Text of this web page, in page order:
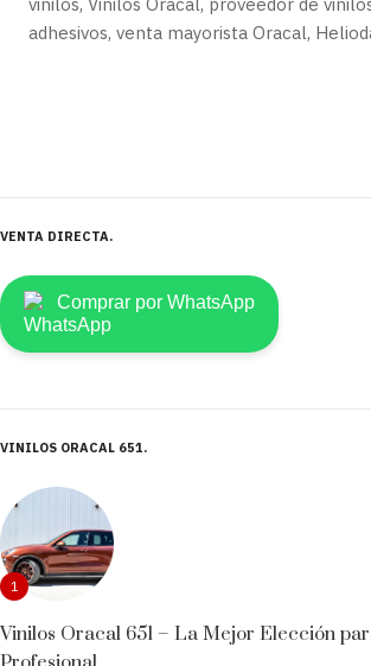
adhesivos, venta mayorista Oracal,
VENTA DIRECTA
Comprar por WhatsApp
VINILOS ORACAL 651
1
Vinilos Oracal 651 – La Mejor Elección